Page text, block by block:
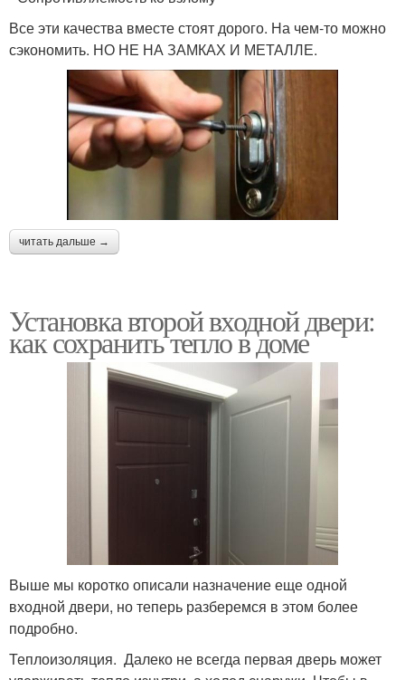
Все эти качества вместе стоят дорого. На чем-то можно
сэкономить. НО НЕ НА ЗАМКАХ И МЕТАЛЛЕ.
читать дальше →
Установка второй входной двери:
как сохранить тепло в доме
Выше мы коротко описали назначение еще одной
входной двери, но теперь разберемся в этом более
подробно.
Теплоизоляция. Далеко не всегда первая дверь может